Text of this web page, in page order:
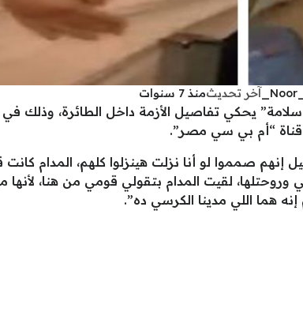
_Noor_ آخر تحديثمنذ 7 سنوات
يحكي تفاصيل الأزمة داخل الطائرة، وذلك في
قناة “أم بي سي مصر”.
لقيت المدام بتقولي قومي من هنا، لأنها
هما اللي مدينا الكرسي ده”.